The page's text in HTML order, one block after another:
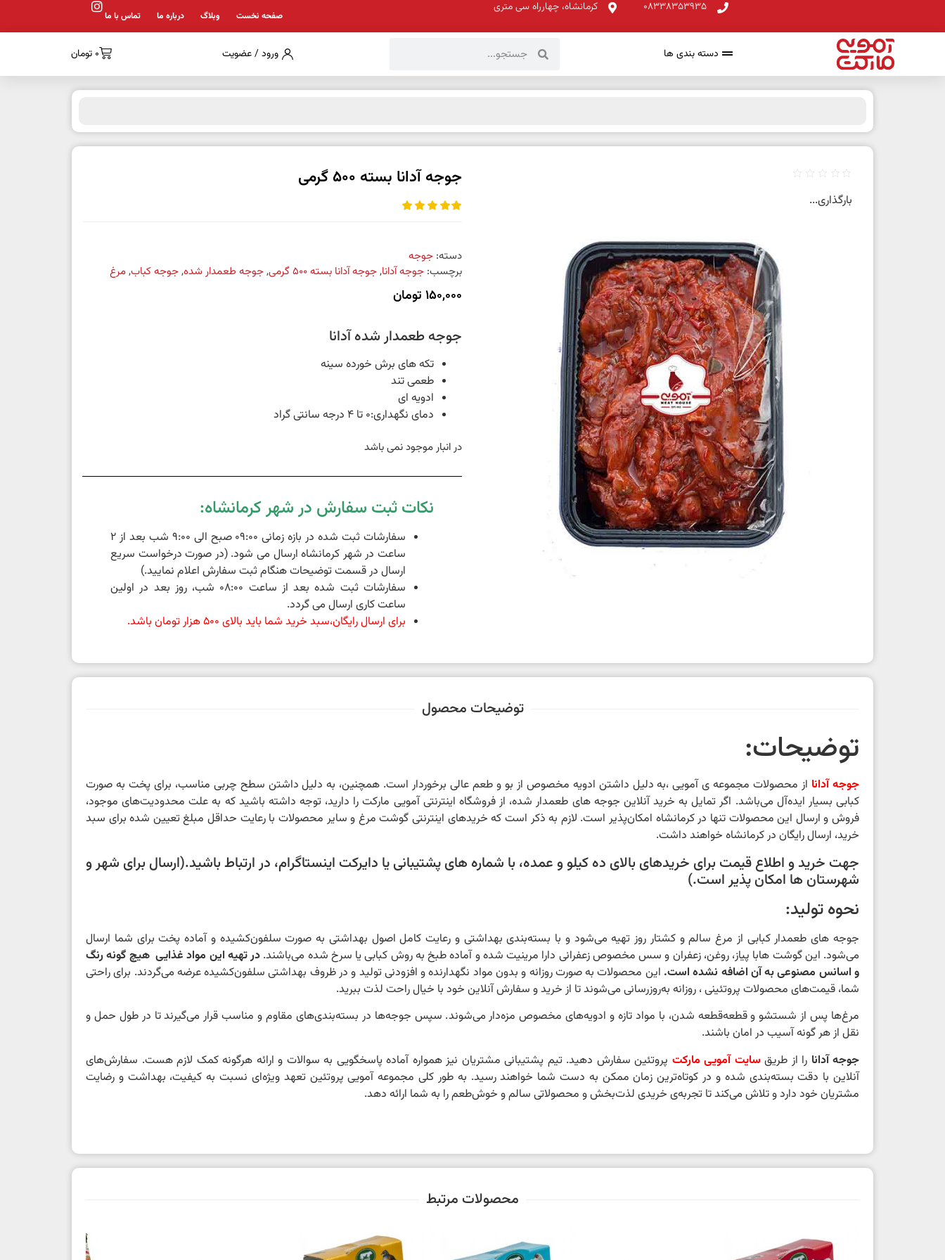
08338353935 کرمانشاه، چهارراه سی متری
صفحه نخست وبلاگ درباره ما تماس با ما
دسته بندی ها ورود / عضویت 0 تومان
بارگذاری...
جوجه آدانا بسته 500 گرمی
دسته: جوجه
برچسب: جوجه آدانا,جوجه آدانا بسته 500 گرمی ,جوجه طعمدار شده,جوجه کباب,مرغ
150,000 تومان
جوجه طعمدار شده آدانا
تکه های برش خورده سینه
طعمی تند
ادویه ای
دمای نگهداری:0 تا 4 درجه سانتی گراد
در انبار موجود نمی باشد
نکات ثبت سفارش در شهر کرمانشاه:
سفارشات ثبت شده در بازه زمانی 09:00 صبح الی 9:00 شب بعد از 2
ساعت در شهر کرمانشاه ارسال می شود. (در صورت درخواست سریع
ارسال در قسمت توضیحات هنگام ثبت سفارش اعلام نمایید.)
سفارشات ثبت شده بعد از ساعت 08:00 شب، روز بعد در اولین
ساعت کاری ارسال می گردد.
برای ارسال رایگان،سبد خرید شما باید بالای 500 هزار تومان باشد.
توضیحات محصول
توضیحات:
جوجه آدانا از محصولات مجموعه ی آمویی ،به دلیل داشتن ادویه مخصوص از بو و طعم عالی برخوردار است. همچنین، به دلیل داشتن سطح چربی مناسب، برای پخت به صورت
کبابی بسیار ایده‌آل می‌باشد. اگر تمایل به خرید آنلاین جوجه های طعمدار شده، از فروشگاه اینترنتی آمویی مارکت را دارید، توجه داشته باشید که به علت محدودیت‌های موجود،
فروش و ارسال این محصولات تنها در کرمانشاه امکان‌پذیر است. لازم به ذکر است که خریدهای اینترنتی گوشت مرغ و سایر محصولات با رعایت حداقل مبلغ تعیین شده برای سبد
خرید، ارسال رایگان در کرمانشاه خواهند داشت.
جهت خرید و اطلاع قیمت برای خریدهای بالای ده کیلو و عمده، با شماره های پشتیبانی یا دایرکت اینستاگرام، در ارتباط باشید.(ارسال برای شهر و
شهرستان ها امکان پذیر است.)
نحوه تولید:
جوجه های طعمدار کبابی از مرغ سالم و کشتار روز تهیه می‌شود و با بسته‌بندی بهداشتی و رعایت کامل اصول بهداشتی به صورت سلفون‌کشیده و آماده پخت برای شما ارسال
می‌شود. این گوشت هابا پیاز، روغن، زعفران و سس مخصوص زعفرانی دارا مرینیت شده و آماده طبخ به روش کبابی یا سرخ شده می‌باشند. در تهیه این مواد غذایی هیچ گونه رنگ
و اسانس مصنوعی به آن اضافه نشده است. این محصولات به صورت روزانه و بدون مواد نگهدارنده و افزودنی تولید و در ظروف بهداشتی سلفون‌کشیده عرضه می‌گردند. برای راحتی
شما، قیمت‌های محصولات پروتئینی ، روزانه به‌روزرسانی می‌شوند تا از خرید و سفارش آنلاین خود با خیال راحت لذت ببرید.
مرغ‌ها پس از شستشو و قطعه‌قطعه شدن، با مواد تازه و ادویه‌های مخصوص مزه‌دار می‌شوند. سپس جوجه‌ها در بسته‌بندی‌های مقاوم و مناسب قرار می‌گیرند تا در طول حمل و
نقل از هر گونه آسیب در امان باشند.
جوجه آدانا را از طریق سایت آمویی مارکت پروتئین سفارش دهید. تیم پشتیبانی مشتریان نیز همواره آماده پاسخگویی به سوالات و ارائه هرگونه کمک لازم هست. سفارش‌های
آنلاین با دقت بسته‌بندی شده و در کوتاه‌ترین زمان ممکن به دست شما خواهند رسید. به طور کلی مجموعه آمویی پروتئین تعهد ویژه‌ای نسبت به کیفیت، بهداشت و رضایت
مشتریان خود دارد و تلاش می‌کند تا تجربه‌ی خریدی لذت‌بخش و محصولاتی سالم و خوش‌طعم را به شما ارائه دهد.
محصولات مرتبط